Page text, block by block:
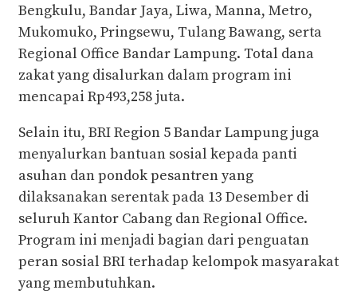
Bengkulu, Bandar Jaya, Liwa, Manna, Metro,
Mukomuko, Pringsewu, Tulang Bawang, serta
Regional Office Bandar Lampung. Total dana
zakat yang disalurkan dalam program ini
mencapai Rp493,258 juta.
Selain itu, BRI Region 5 Bandar Lampung juga
menyalurkan bantuan sosial kepada panti
asuhan dan pondok pesantren yang
dilaksanakan serentak pada 13 Desember di
seluruh Kantor Cabang dan Regional Office.
Program ini menjadi bagian dari penguatan
peran sosial BRI terhadap kelompok masyarakat
yang membutuhkan.